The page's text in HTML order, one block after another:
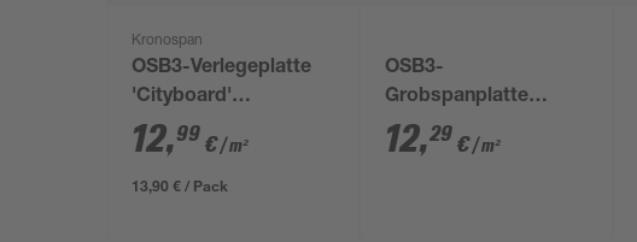
Kronospan
OSB3-Verlegeplatte
'Cityboard'
ungeschliffen 1690 x
634 x 25 mm
12,99 €/ m²
13,90 € / Pack
OSB3-
Grobspanplatte
unbehandelt 2500 x
1250 x 18 mm
12,29 €/ m²